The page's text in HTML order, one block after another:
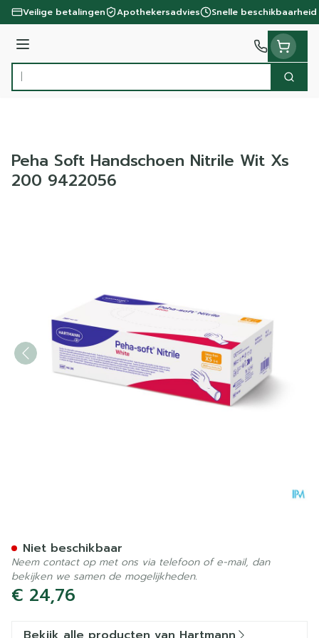
Ga naar de inhoud
Veilige betalingen Apothekersadvies Snelle beschikbaarheid
Menu
Product, merk, categorie...
Zoek
Peha Soft Handschoen Nitrile Wit Xs
200 9422056
€ 24,76
Niet beschikbaar
Neem contact op met ons via telefoon of e-mail, dan
bekijken we samen de mogelijkheden.